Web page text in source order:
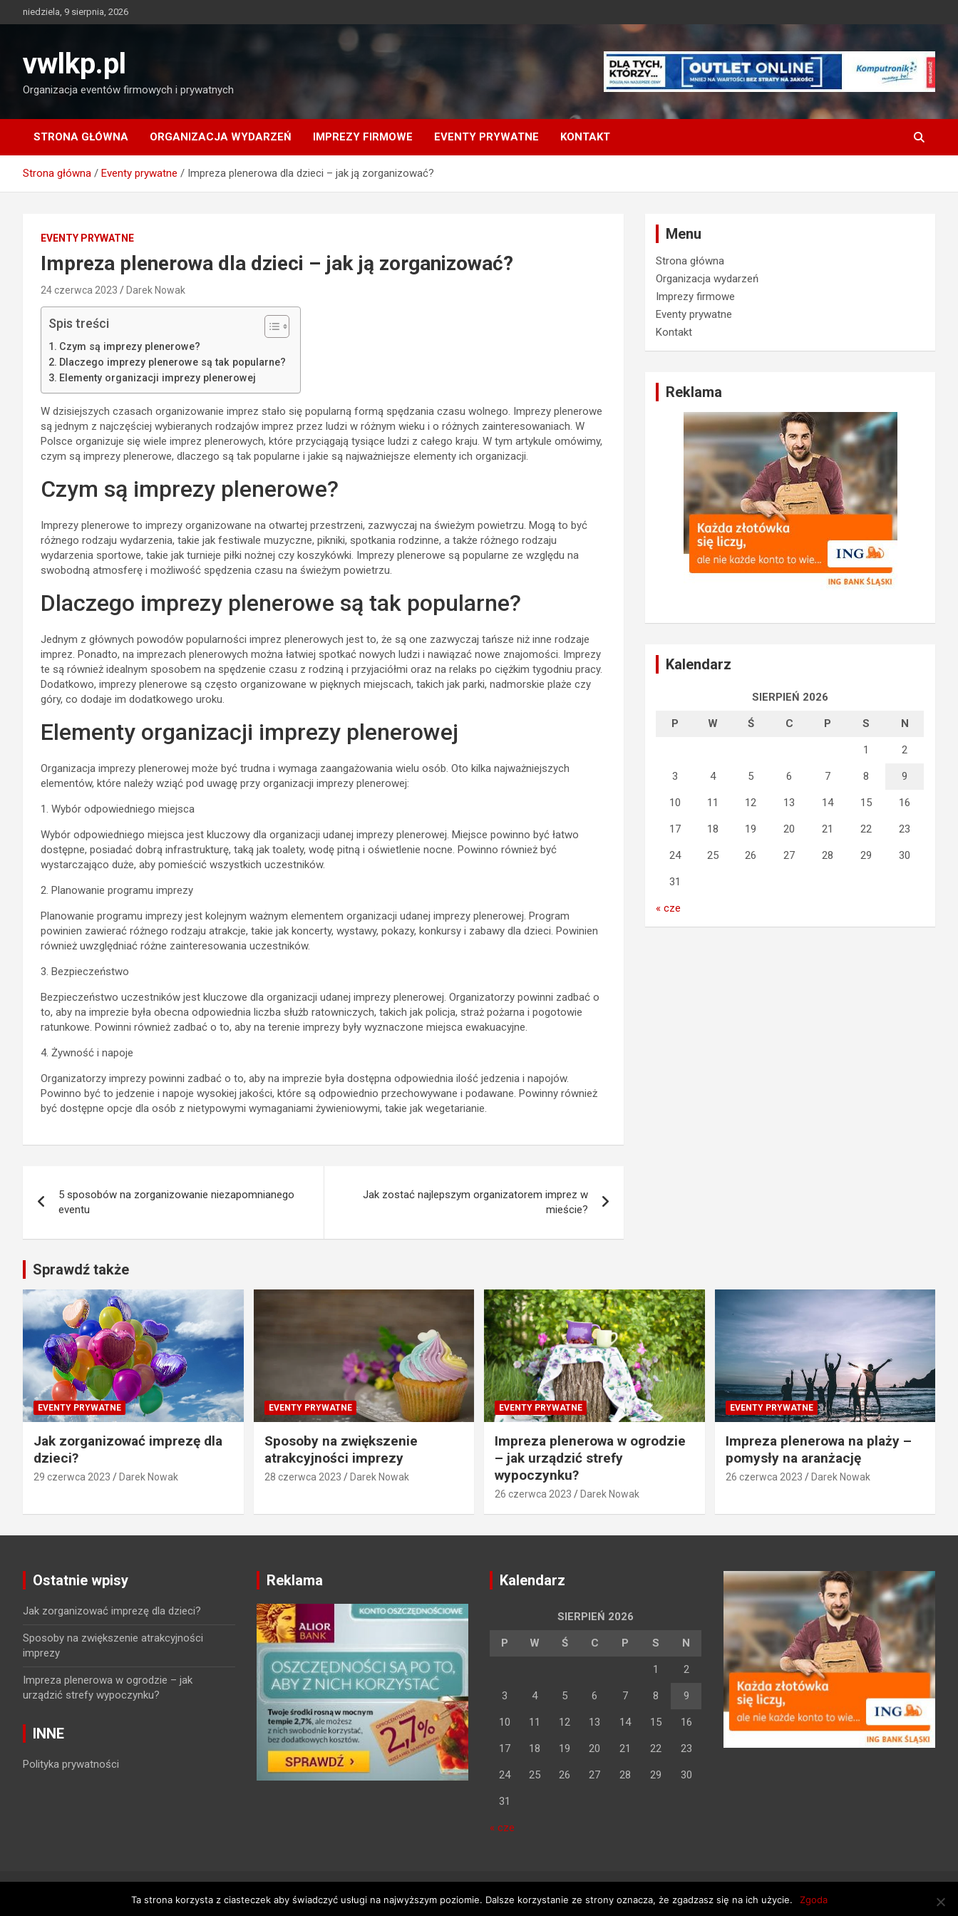
to
niedziela, 9 sierpnia, 2026
vwlkp.pl
Organizacja eventów firmowych i prywatnych
STRONA GŁÓWNA ORGANIZACJA WYDARZEŃ IMPREZY FIRMOWE EVENTY PRYWATNE KONTAKT
Strona główna Eventy prywatne Impreza plenerowa dla dzieci – jak ją zorganizować?
EVENTY PRYWATNE
Impreza plenerowa dla dzieci – jak ją zorganizować?
24 czerwca 2023 Darek Nowak
Spis treści
Czym są imprezy plenerowe?
Dlaczego imprezy plenerowe są tak popularne?
Elementy organizacji imprezy plenerowej
W dzisiejszych czasach organizowanie imprez stało się popularną formą spędzania czasu wolnego. Imprezy plenerowe
są jednym z najczęściej wybieranych rodzajów imprez przez ludzi w różnym wieku i o różnych zainteresowaniach. W
Polsce organizuje się wiele imprez plenerowych, które przyciągają tysiące ludzi z całego kraju. W tym artykule omówimy,
czym są imprezy plenerowe, dlaczego są tak popularne i jakie są najważniejsze elementy ich organizacji.
Czym są imprezy plenerowe?
Imprezy plenerowe to imprezy organizowane na otwartej przestrzeni, zazwyczaj na świeżym powietrzu. Mogą to być
różnego rodzaju wydarzenia, takie jak festiwale muzyczne, pikniki, spotkania rodzinne, a także różnego rodzaju
wydarzenia sportowe, takie jak turnieje piłki nożnej czy koszykówki. Imprezy plenerowe są popularne ze względu na
swobodną atmosferę i możliwość spędzenia czasu na świeżym powietrzu.
Dlaczego imprezy plenerowe są tak popularne?
Jednym z głównych powodów popularności imprez plenerowych jest to, że są one zazwyczaj tańsze niż inne rodzaje
imprez. Ponadto, na imprezach plenerowych można łatwiej spotkać nowych ludzi i nawiązać nowe znajomości. Imprezy
te są również idealnym sposobem na spędzenie czasu z rodziną i przyjaciółmi oraz na relaks po ciężkim tygodniu pracy.
Dodatkowo, imprezy plenerowe są często organizowane w pięknych miejscach, takich jak parki, nadmorskie plaże czy
góry, co dodaje im dodatkowego uroku.
Elementy organizacji imprezy plenerowej
Organizacja imprezy plenerowej może być trudna i wymaga zaangażowania wielu osób. Oto kilka najważniejszych
elementów, które należy wziąć pod uwagę przy organizacji imprezy plenerowej:
1. Wybór odpowiedniego miejsca
Wybór odpowiedniego miejsca jest kluczowy dla organizacji udanej imprezy plenerowej. Miejsce powinno być łatwo
dostępne, posiadać dobrą infrastrukturę, taką jak toalety, wodę pitną i oświetlenie nocne. Powinno również być
wystarczająco duże, aby pomieścić wszystkich uczestników.
2. Planowanie programu imprezy
Planowanie programu imprezy jest kolejnym ważnym elementem organizacji udanej imprezy plenerowej. Program
powinien zawierać różnego rodzaju atrakcje, takie jak koncerty, wystawy, pokazy, konkursy i zabawy dla dzieci. Powinien
również uwzględniać różne zainteresowania uczestników.
3. Bezpieczeństwo
Bezpieczeństwo uczestników jest kluczowe dla organizacji udanej imprezy plenerowej. Organizatorzy powinni zadbać o
to, aby na imprezie była obecna odpowiednia liczba służb ratowniczych, takich jak policja, straż pożarna i pogotowie
ratunkowe. Powinni również zadbać o to, aby na terenie imprezy były wyznaczone miejsca ewakuacyjne.
4. Żywność i napoje
Organizatorzy imprezy powinni zadbać o to, aby na imprezie była dostępna odpowiednia ilość jedzenia i napojów.
Powinno być to jedzenie i napoje wysokiej jakości, które są odpowiednio przechowywane i podawane. Powinny również
być dostępne opcje dla osób z nietypowymi wymaganiami żywieniowymi, takie jak wegetarianie.
wpisu
5 sposobów na zorganizowanie niezapomnianego
eventu
Jak zostać najlepszym organizatorem imprez w
mieście?
Menu
Strona główna
Organizacja wydarzeń
Imprezy firmowe
Eventy prywatne
Kontakt
Reklama
Kalendarz
SIERPIEŃ 2026
P W Ś C P S N
1 2
3 4 5 6 7 8 9
10 11 12 13 14 15 16
17 18 19 20 21 22 23
24 25 26 27 28 29 30
31
« cze
Sprawdź także
EVENTY PRYWATNE
Jak zorganizować imprezę dla
dzieci?
29 czerwca 2023 Darek Nowak
EVENTY PRYWATNE
Sposoby na zwiększenie
atrakcyjności imprezy
28 czerwca 2023 Darek Nowak
EVENTY PRYWATNE
Impreza plenerowa w ogrodzie
– jak urządzić strefy
wypoczynku?
26 czerwca 2023 Darek Nowak
EVENTY PRYWATNE
Impreza plenerowa na plaży –
pomysły na aranżację
26 czerwca 2023 Darek Nowak
Ostatnie wpisy
Jak zorganizować imprezę dla dzieci?
Sposoby na zwiększenie atrakcyjności
imprezy
Impreza plenerowa w ogrodzie – jak
urządzić strefy wypoczynku?
INNE
Polityka prywatności
Reklama Kalendarz
SIERPIEŃ 2026
P W Ś C P S N
1 2
3 4 5 6 7 8 9
10 11 12 13 14 15 16
17 18 19 20 21 22 23
24 25 26 27 28 29 30
31
« cze
vwlkp.pl Polityka prywatności Theme by:Theme Horse Proudly Powered by:WordPress
Ta strona korzysta z ciasteczek aby świadczyć usługi na najwyższym poziomie. Dalsze korzystanie ze strony oznacza, że zgadzasz się na ich użycie. Zgoda